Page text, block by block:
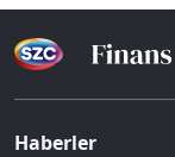
Haberler